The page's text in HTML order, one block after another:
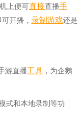
上便可直接直播手
开播， 录制游戏还是
游直播工具 ，为企鹅
式和本地录制等功